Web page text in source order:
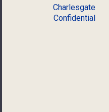
Charlesgate
Confidential